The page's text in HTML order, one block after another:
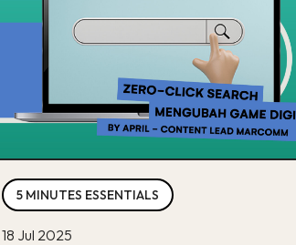
5 MINUTES ESSENTIALS
18 Jul 2025